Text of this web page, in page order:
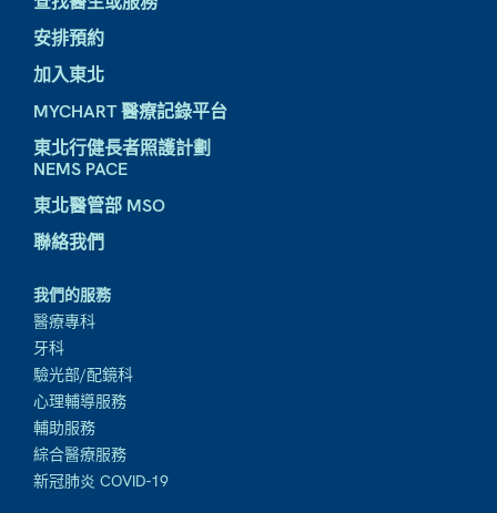
安排預約
加入東北
MYCHART 醫療記錄平台
東北行健長者照護計劃
NEMS PACE
東北醫管部 MSO
聯絡我們
我們的服務
醫療專科
牙科
驗光部/配鏡科
心理輔導服務
輔助服務
綜合醫療服務
新冠肺炎 COVID-19